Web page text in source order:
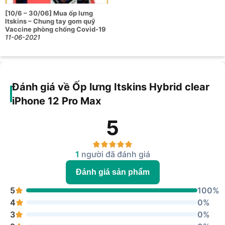
chống sốc tốt nhất và chất liệu Polycarbonate cao cấp có
khả năng chống ố vàng lâu và tốt nhất, mang lại độ trong
suốt và thẩm mỹ cho chiếc iPhone 12 của bạn. Ngoài ra,
Itskins Hybrid Clear là chiếc ốp lưng được chế tạo nên dựa
cực tốt. Hướng tới người dùng, tất cả dành cho người dùng
[10/6 – 30/06] Mua ốp lưng
Itskins – Chung tay gom quỹ
Vaccine phòng chống Covid-19
11-06-2021
Đánh giá về Ốp lưng Itskins Hybrid clear
iPhone 12 Pro Max
5
1 người đã đánh giá
Đánh giá sản phẩm
5
100%
4
0%
3
0%